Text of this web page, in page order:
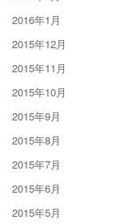
2016年1月
2015年12月
2015年11月
2015年10月
2015年9月
2015年8月
2015年7月
2015年6月
2015年5月